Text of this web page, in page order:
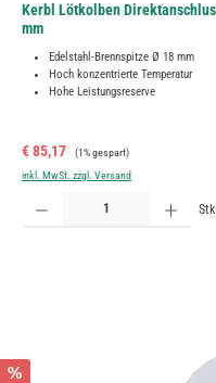
Kerbl Lötkolben
mm
Edelstahl-Brennspitze Ø 18 mm
Hoch konzentrierte Temperatur
Hohe Leistungsreserve
Verkaufspreis:
€ 85,17 Regulärer Preis:
(1% gespart)
inkl. MwSt. zzgl. Versand
Produkt Anzahl: Gib den gewünschten
Stk.
%